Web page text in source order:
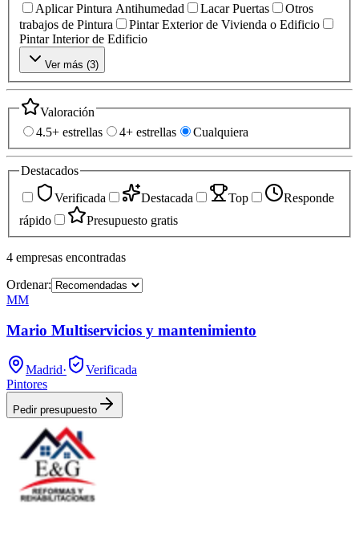
Aplicar Pintura Antihumedad
Lacar Puertas
Otros
trabajos de Pintura
Pintar Exterior de Vivienda o Edificio
Pintar Interior de Edificio
Ver más (3)
Valoración
4.5+ estrellas
4+ estrellas Cualquiera
Destacados
Verificada
Destacada Top
Responde
rápido
Presupuesto gratis
4 empresas encontradas
Ordenar:
MM
Mario Multiservicios y mantenimiento
Madrid·
Verificada
Pintores
Pedir presupuesto